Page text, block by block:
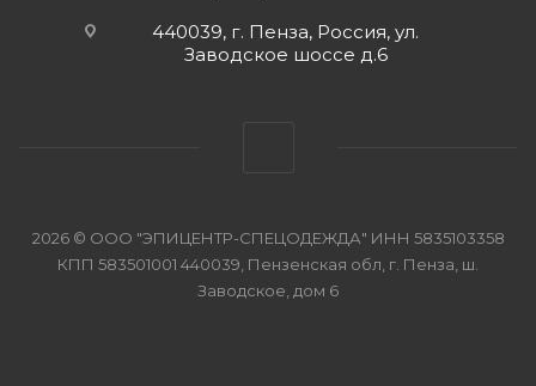
440039, г. Пенза, Россия, ул.
Заводское шоссе д.6
2026 © ООО "ЭПИЦЕНТР-СПЕЦОДЕЖДА" ИНН 5835103358
КПП 583501001 440039, Пензенская обл, г. Пенза, ш.
Заводское, дом 6